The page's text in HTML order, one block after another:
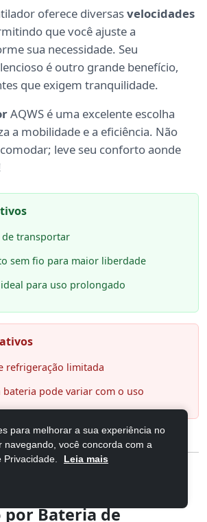
oferece diversasvelocidades
que você ajuste a
sua necessidade. Seu
é outro grande benefício,
que exigem tranquilidade.
AQWS é uma excelente escolha
a mobilidade e a eficiência. Não
leve seu conforto aonde
transportar
sem fio para maior liberdade
ideal para uso prolongado
refrigeração limitada
pode variar com o uso
de Mesa,
Bateria de
para melhorar a sua experiência no
navegando, você concorda com a
Leia mais